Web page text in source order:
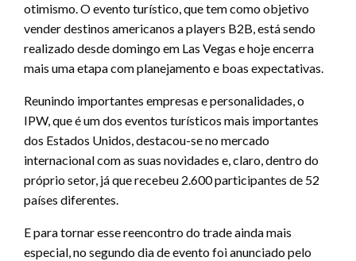
otimismo. O evento turístico, que tem como objetivo
vender destinos americanos a players B2B, está sendo
realizado desde domingo em Las Vegas e hoje encerra
mais uma etapa com planejamento e boas expectativas.
Reunindo importantes empresas e personalidades, o
IPW, que é um dos eventos turísticos mais importantes
dos Estados Unidos, destacou-se no mercado
internacional com as suas novidades e, claro, dentro do
próprio setor, já que recebeu 2.600 participantes de 52
países diferentes.
E para tornar esse reencontro do trade ainda mais
especial, no segundo dia de evento foi anunciado pelo